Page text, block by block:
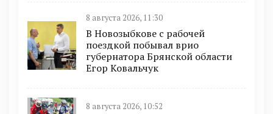
8 августа 2026, 11:30
В Новозыбкове с рабочей
поездкой побывал врио
губернатора Брянской области
Егор Ковальчук
8 августа 2026, 10:52